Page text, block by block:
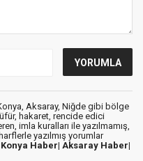
Aksaray, Niğde gibi bölge
hakaret, rencide edici
imla kuralları ile yazılmamış,
yazılmış yorumlar
Konya Haber| Aksaray Haber|